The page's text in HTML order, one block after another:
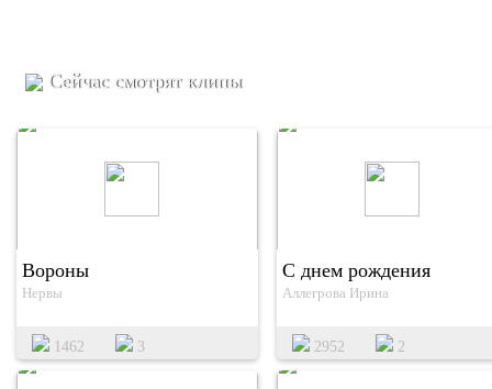
Сейчас смотрят клипы
Вороны
Нервы
1462 3
С днем рождения
Аллегрова Ирина
2952 2